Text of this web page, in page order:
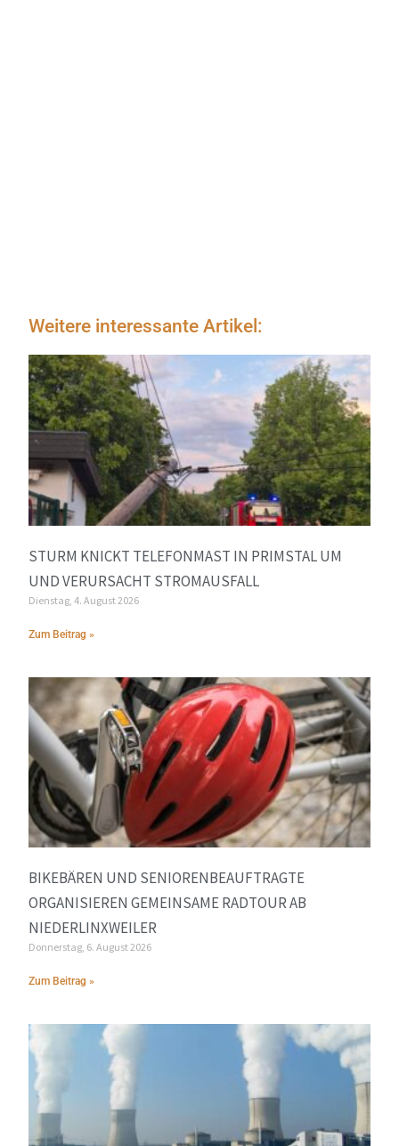
Weitere interessante Artikel:
STURM KNICKT TELEFONMAST IN PRIMSTAL UM
UND VERURSACHT STROMAUSFALL
Dienstag, 4. August 2026
Zum Beitrag »
BIKEBÄREN UND SENIORENBEAUFTRAGTE
ORGANISIEREN GEMEINSAME RADTOUR AB
NIEDERLINXWEILER
Donnerstag, 6. August 2026
Zum Beitrag »